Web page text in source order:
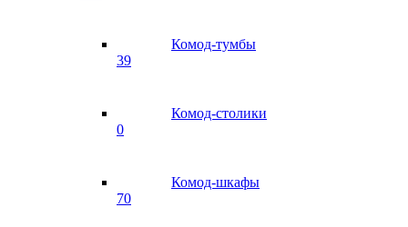
Комод-тумбы
39
Комод-столики
0
Комод-шкафы
70